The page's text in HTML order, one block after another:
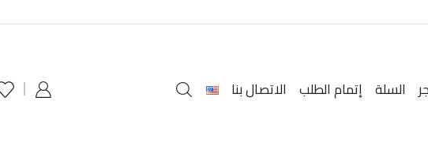
السلة إتمام الطلب الاتصال بنا